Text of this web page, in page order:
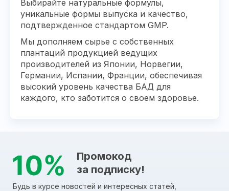
Выбирайте натуральные формулы,
уникальные формы выпуска и качество,
подтвержденное стандартом GMP.
Мы дополняем сырье с собственных
плантаций продукцией ведущих
производителей из Японии, Норвегии,
Германии, Испании, Франции, обеспечивая
высокий уровень качества БАД для
каждого, кто заботится о своем здоровье.
Промокод
за подписку!
Будь в курсе новостей и интересных статей,